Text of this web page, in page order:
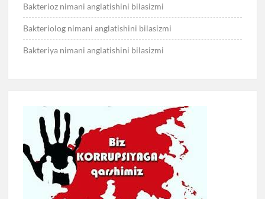
Bakterioz nimani anglatishini bilasizmi
Bakteriolog nimani anglatishini bilasizmi
Bakteriya nimani anglatishini bilasizmi